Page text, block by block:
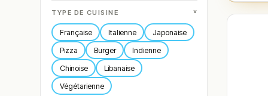
TYPE DE CUISINE ˅
Française Italienne
Japonaise
Pizza
Burger
Indienne
Chinoise
Libanaise
Végétarienne